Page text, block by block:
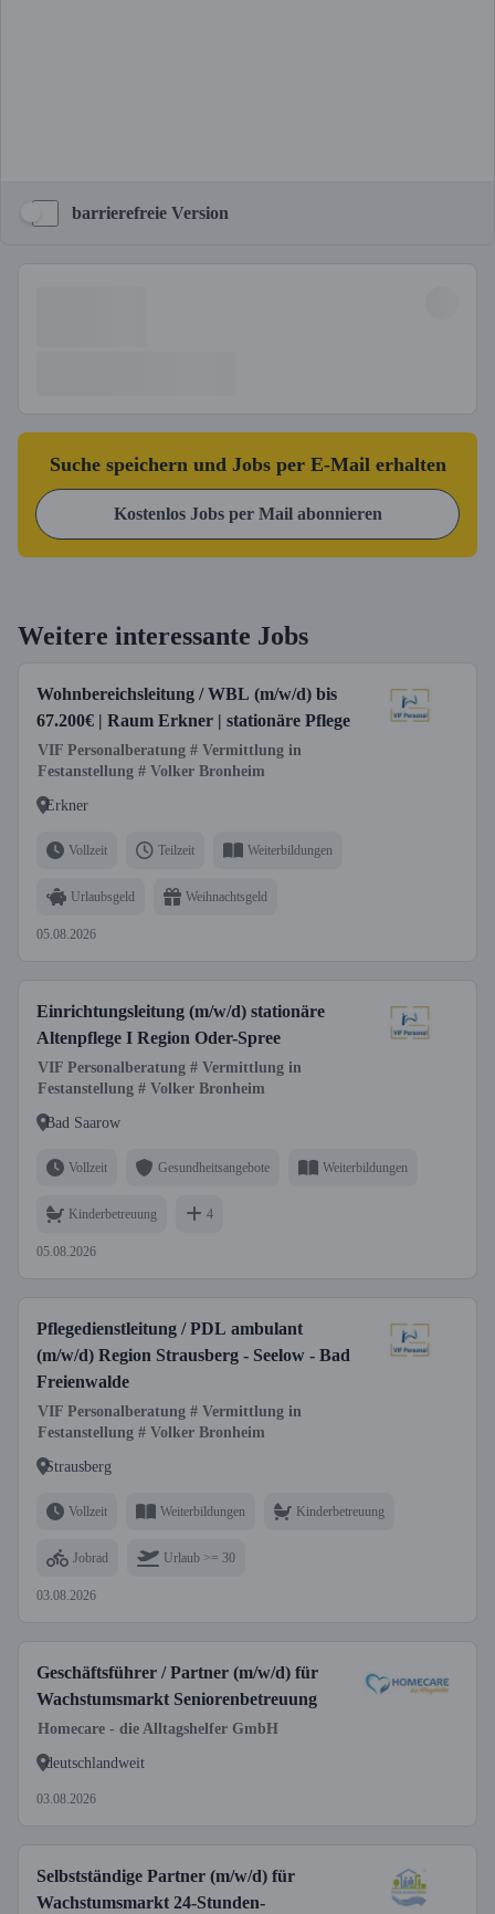
barrierefreie Version
Suche speichern und Jobs per E-Mail erhalten
Kostenlos Jobs per Mail abonnieren
Weitere interessante Jobs
Wohnbereichsleitung / WBL (m/w/d) bis
67.200€ | Raum Erkner | stationäre Pflege
VIF Personalberatung # Vermittlung in
Festanstellung # Volker Bronheim
Erkner
Vollzeit Teilzeit Weiterbildungen
Urlaubsgeld Weihnachtsgeld
05.08.2026
Einrichtungsleitung (m/w/d) stationäre
Altenpflege I Region Oder-Spree
VIF Personalberatung # Vermittlung in
Festanstellung # Volker Bronheim
Bad Saarow
Vollzeit Gesundheitsangebote Weiterbildungen
Kinderbetreuung 4
05.08.2026
Pflegedienstleitung / PDL ambulant
(m/w/d) Region Strausberg - Seelow - Bad
Freienwalde
VIF Personalberatung # Vermittlung in
Festanstellung # Volker Bronheim
Strausberg
Vollzeit Weiterbildungen Kinderbetreuung
Jobrad Urlaub >= 30
03.08.2026
Geschäftsführer / Partner (m/w/d) für
Wachstumsmarkt Seniorenbetreuung
Homecare - die Alltagshelfer GmbH
deutschlandweit
03.08.2026
Selbstständige Partner (m/w/d) für
Wachstumsmarkt 24-Stunden-